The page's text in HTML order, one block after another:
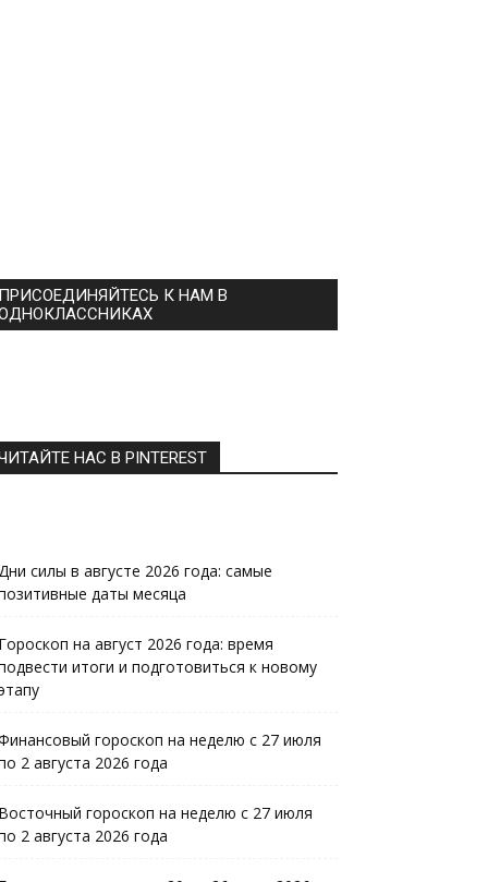
К НАМ В
НАС В PINTEREST
силы в августе 2026 года: самые
даты месяца
на август 2026 года: время
итоги и подготовиться к новому
гороскоп на неделю с 27 июля
2 августа 2026 года
гороскоп на неделю с 27 июля
2 августа 2026 года